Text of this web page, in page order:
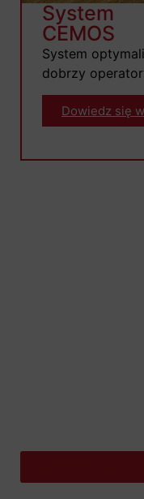
System
CEMOS
System
dobrzy
Dowiedz się